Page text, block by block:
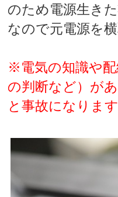
のため電源生き
なので元電源を
※電気の知識や配
の判断など）が
と事故になります